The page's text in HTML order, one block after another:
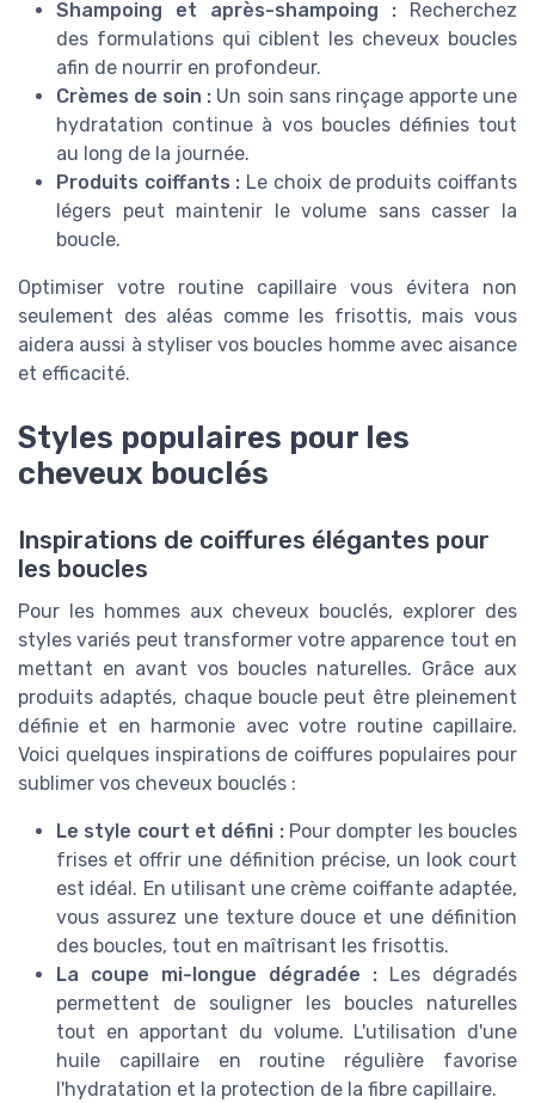
Shampoing et après-shampoing : Recherchez
des formulations qui ciblent les cheveux boucles
afin de nourrir en profondeur.
Crèmes de soin : Un soin sans rinçage apporte une
hydratation continue à vos boucles définies tout
au long de la journée.
Produits coiffants : Le choix de produits coiffants
légers peut maintenir le volume sans casser la
boucle.
Optimiser votre routine capillaire vous évitera non
seulement des aléas comme les frisottis, mais vous
aidera aussi à styliser vos boucles homme avec aisance
et efficacité.
Styles populaires pour les
cheveux bouclés
Inspirations de coiffures élégantes pour
les boucles
Pour les hommes aux cheveux bouclés, explorer des
styles variés peut transformer votre apparence tout en
mettant en avant vos boucles naturelles. Grâce aux
produits adaptés, chaque boucle peut être pleinement
définie et en harmonie avec votre routine capillaire.
Voici quelques inspirations de coiffures populaires pour
sublimer vos cheveux bouclés :
Le style court et défini :Pour dompter les boucles
frises et offrir une définition précise, un look court
est idéal. En utilisant une crème coiffante adaptée,
vous assurez une texture douce et une définition
des boucles, tout en maîtrisant les frisottis.
La coupe mi-longue dégradée : Les dégradés
permettent de souligner les boucles naturelles
tout en apportant du volume. L'utilisation d'une
huile capillaire en routine régulière favorise
l'hydratation et la protection de la fibre capillaire.